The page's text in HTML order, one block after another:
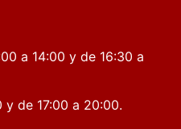
a 14:00 y de 16:30 a
y de 17:00 a 20:00.